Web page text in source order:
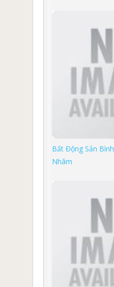
Bất Động Sản Bình
Nhâm